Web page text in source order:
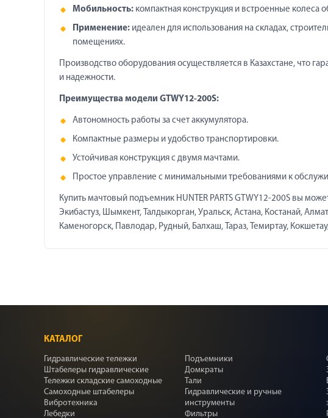
Мобильность: компактная конструкция и встроенные
Применение: идеален для использования на складах,
помещениях.
Производство оборудования осуществляется в Казахстане, что
и надежности.
Преимущества модели GTWY12-200S:
Автономность работы за счет аккумулятора.
Компактные размеры и удобство транспортировки.
Устойчивая конструкция с двумя мачтами.
Простое управление с минимальными требованиями к
Купить мачтовый подъемник HUNTER PARTS GTWY12-200S вы
Экибастуз, Шымкент, Талдыкорган, Уральск, Астана, Костанай,
Каменогорск, Павлодар, Рудный, Балхаш, Тараз, Темиртау,
КАТАЛОГ
Гидравлические тележки
Штабелеры гидравлические
Тележки складские самоходные
Самоходные штабелеры
Вибротехника
Лебедки
Подъемники
Домкраты
Тали
Гидравлические и ручные
инструменты
Фильтры